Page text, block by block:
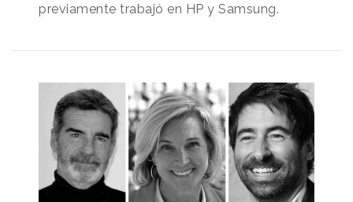
previamente trabajó en HP y Samsung.